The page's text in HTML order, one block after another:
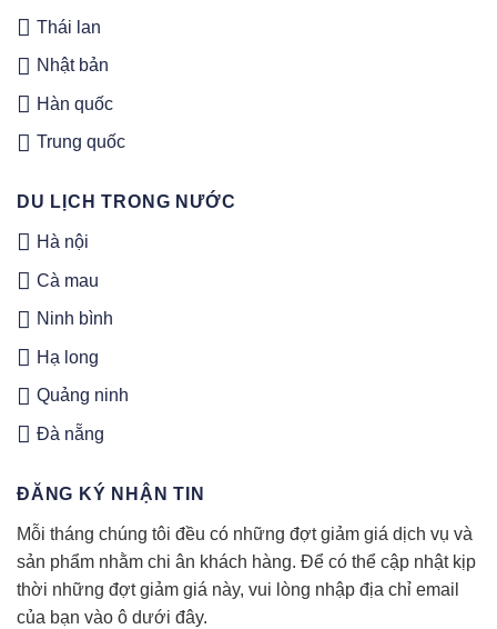
Thái lan
Nhật bản
Hàn quốc
Trung quốc
DU LỊCH TRONG NƯỚC
Hà nội
Cà mau
Ninh bình
Hạ long
Quảng ninh
Đà nẵng
ĐĂNG KÝ NHẬN TIN
Mỗi tháng chúng tôi đều có những đợt giảm giá dịch vụ và
sản phẩm nhằm chi ân khách hàng. Để có thể cập nhật kịp
thời những đợt giảm giá này, vui lòng nhập địa chỉ email
của bạn vào ô dưới đây.